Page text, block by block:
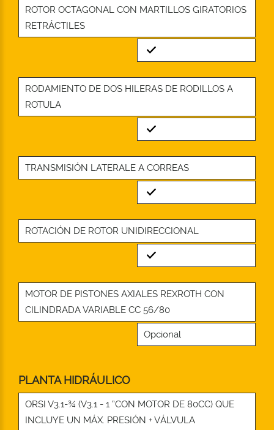
ROTOR OCTAGONAL CON MARTILLOS GIRATORIOS
RETRÁCTILES
Standard
RODAMIENTO DE DOS HILERAS DE RODILLOS A
ROTULA
Standard
TRANSMISIÓN LATERALE A CORREAS
Standard
ROTACIÓN DE ROTOR UNIDIRECCIONAL
Standard
MOTOR DE PISTONES AXIALES REXROTH CON
CILINDRADA VARIABLE CC 56/80
Opcional
PLANTA HIDRÁULICO
ORSI V3.1-¾ (V3.1 - 1 ”CON MOTOR DE 80CC) QUE
INCLUYE UN MÁX. PRESIÓN + VÁLVULA